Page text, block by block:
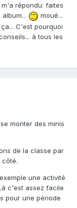
répondu: faites
moué...
C'est pourquoi
à tous les
monter des minis
de la classe par
côté.
une activité
c'est assez facile
pour une période